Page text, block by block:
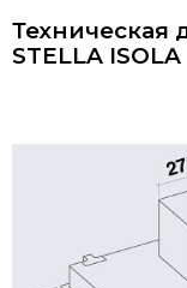
Техническая
STELLA ISOLA